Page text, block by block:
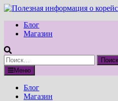
Перейти
содержимому
Блог
Магазин
Найти:
Меню
Блог
Магазин